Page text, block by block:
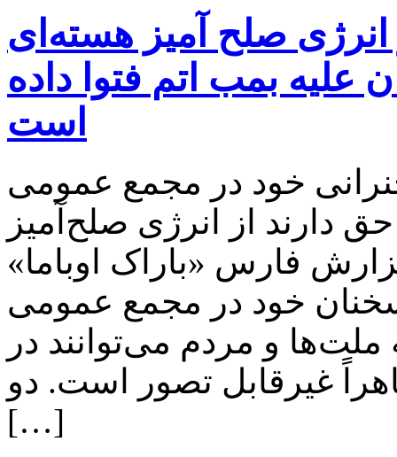
انرژی صلح آمیز هسته‌ای
علیه بمب اتم فتوا داده
خود در مجمع عمومی
دارند از انرژی صلح‌آمیز
فارس «باراک اوباما»
خود در مجمع عمومی
و مردم می‌توانند در
غیرقابل تصور است. دو
[…]